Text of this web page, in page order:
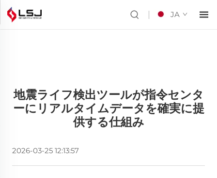
JA
地震ライフ検出ツールが指令センタ
ーにリアルタイムデータを確実に提
供する仕組み
2026-03-25 12:13:57